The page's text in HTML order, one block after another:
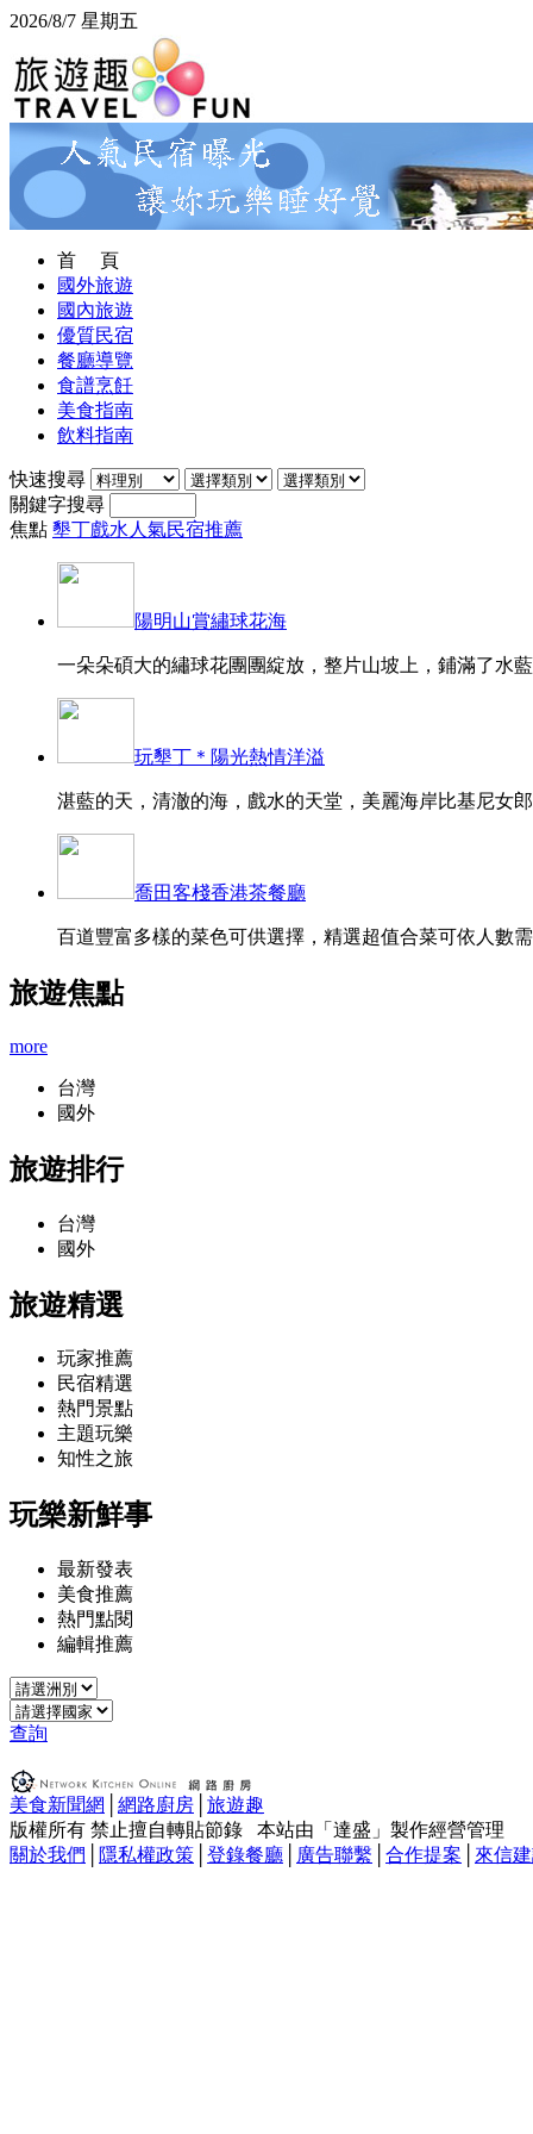
2026/8/7 星期五
首 頁
國外旅遊
國內旅遊
優質民宿
餐廳導覽
食譜烹飪
美食指南
飲料指南
快速搜尋
關鍵字搜尋
焦點 墾丁戲水人氣民宿推薦
陽明山賞繡球花海
一朵朵碩大的繡球花團團綻放，整片山坡上，鋪滿了水
玩墾丁＊陽光熱情洋溢
湛藍的天，清澈的海，戲水的天堂，美麗海岸比基尼女
喬田客棧香港茶餐廳
百道豐富多樣的菜色可供選擇，精選超值合菜可依人數
旅遊焦點
more
台灣
國外
旅遊排行
台灣
國外
旅遊精選
玩家推薦
民宿精選
熱門景點
主題玩樂
知性之旅
玩樂新鮮事
最新發表
美食推薦
熱門點閱
編輯推薦
查詢
美食新聞網 網路廚房
旅遊趣
版權所有 禁止擅自轉貼節錄 本站由「達盛」製作經營管理
關於我們
隱私權政策 登錄餐廳 廣告聯繫 合作提案 來信